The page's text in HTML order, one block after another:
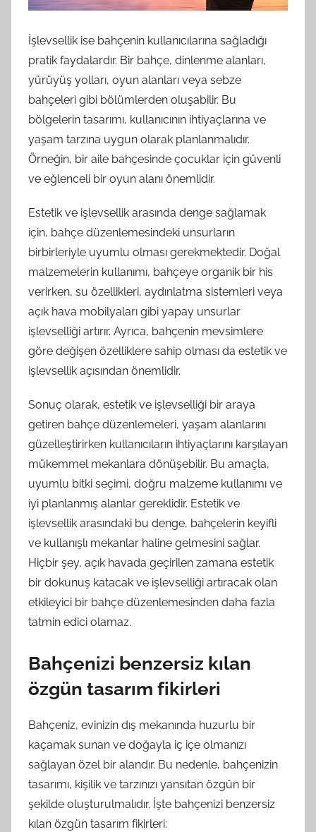
İşlevsellik ise bahçenin kullanıcılarına sağladığı
pratik faydalardır. Bir bahçe, dinlenme alanları,
yürüyüş yolları, oyun alanları veya sebze
bahçeleri gibi bölümlerden oluşabilir. Bu
bölgelerin tasarımı, kullanıcının ihtiyaçlarına ve
yaşam tarzına uygun olarak planlanmalıdır.
Örneğin, bir aile bahçesinde çocuklar için güvenli
ve eğlenceli bir oyun alanı önemlidir.
Estetik ve işlevsellik arasında denge sağlamak
için, bahçe düzenlemesindeki unsurların
birbirleriyle uyumlu olması gerekmektedir. Doğal
malzemelerin kullanımı, bahçeye organik bir his
verirken, su özellikleri, aydınlatma sistemleri veya
açık hava mobilyaları gibi yapay unsurlar
işlevselliği artırır. Ayrıca, bahçenin mevsimlere
göre değişen özelliklere sahip olması da estetik ve
işlevsellik açısından önemlidir.
Sonuç olarak, estetik ve işlevselliği bir araya
getiren bahçe düzenlemeleri, yaşam alanlarını
güzelleştirirken kullanıcıların ihtiyaçlarını karşılayan
mükemmel mekanlara dönüşebilir. Bu amaçla,
uyumlu bitki seçimi, doğru malzeme kullanımı ve
iyi planlanmış alanlar gereklidir. Estetik ve
işlevsellik arasındaki bu denge, bahçelerin keyifli
ve kullanışlı mekanlar haline gelmesini sağlar.
Hiçbir şey, açık havada geçirilen zamana estetik
bir dokunuş katacak ve işlevselliği artıracak olan
etkileyici bir bahçe düzenlemesinden daha fazla
tatmin edici olamaz.
Bahçenizi benzersiz kılan
özgün tasarım fikirleri
Bahçeniz, evinizin dış mekanında huzurlu bir
kaçamak sunan ve doğayla iç içe olmanızı
sağlayan özel bir alandır. Bu nedenle, bahçenizin
tasarımı, kişilik ve tarzınızı yansıtan özgün bir
şekilde oluşturulmalıdır. İşte bahçenizi benzersiz
kılan özgün tasarım fikirleri: